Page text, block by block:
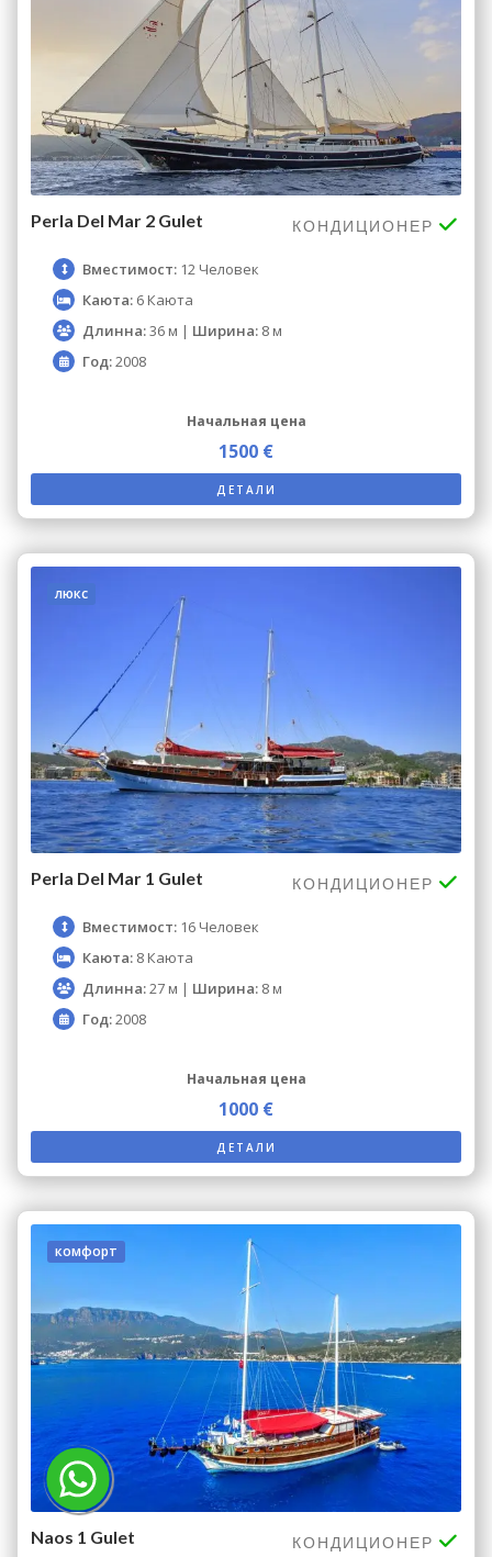
Perla Del Mar 2 Gulet КОНДИЦИОНЕР
Вместимост: 12 Человек
Каюта: 6 Каюта
Длинна:36 м | Ширина: 8 м
Год:2008
Начальная цена
1500 €
ДЕТАЛИ
люкс
Perla Del Mar 1 Gulet КОНДИЦИОНЕР
Вместимост: 16 Человек
Каюта: 8 Каюта
Длинна:27 м | Ширина: 8 м
Год:2008
Начальная цена
1000 €
ДЕТАЛИ
комфорт
Naos 1 Gulet КОНДИЦИОНЕР